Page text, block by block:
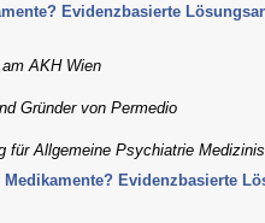
Evidenzbasierte
AKH Wien
Gründer von Permedio
für Allgemeine Psychiatrie
Evidenzbasierte